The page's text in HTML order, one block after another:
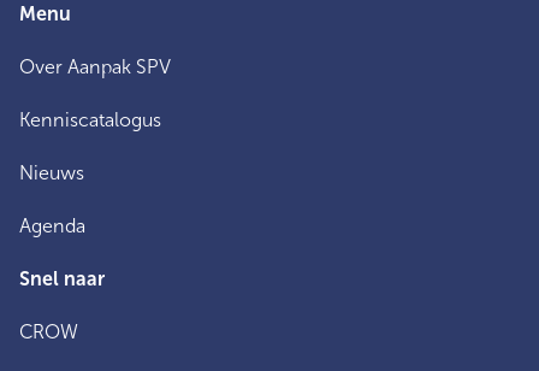
Menu
Over Aanpak SPV
Kenniscatalogus
Nieuws
Agenda
Snel naar
CROW